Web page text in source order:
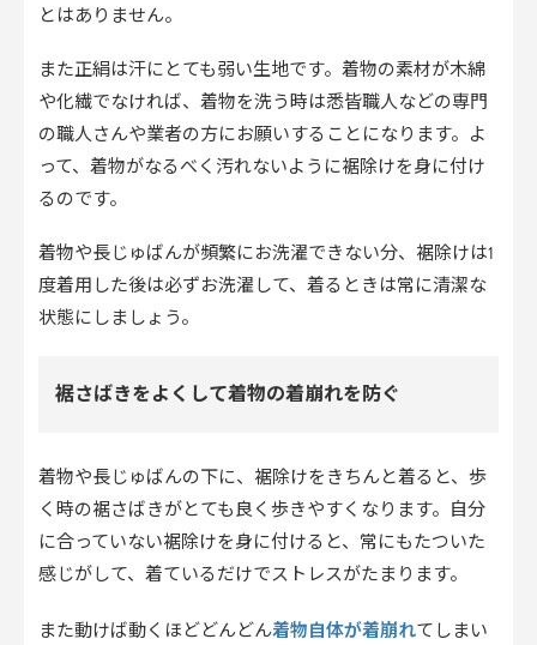
とはありません。
また正絹は汗にとても弱い生地です。着物の素材が木綿
や化繊でなければ、着物を洗う時は悉皆職人などの専門
の職人さんや業者の方にお願いすることになります。よ
って、着物がなるべく汚れないように裾除けを身に付け
るのです。
着物や長じゅばんが頻繁にお洗濯できない分、裾除けは1
度着用した後は必ずお洗濯して、着るときは常に清潔な
状態にしましょう。
裾さばきをよくして着物の着崩れを防ぐ
着物や長じゅばんの下に、裾除けをきちんと着ると、歩
く時の裾さばきがとても良く歩きやすくなります。自分
に合っていない裾除けを身に付けると、常にもたついた
感じがして、着ているだけでストレスがたまります。
また動けば動くほどどんどん着物自体が着崩れてしまい